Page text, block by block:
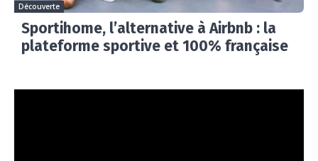
Découverte
Sportihome, l’alternative à Airbnb : la
plateforme sportive et 100% française